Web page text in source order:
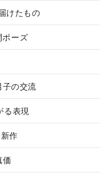
けたもの
ポーズ
の交流
る表現
作